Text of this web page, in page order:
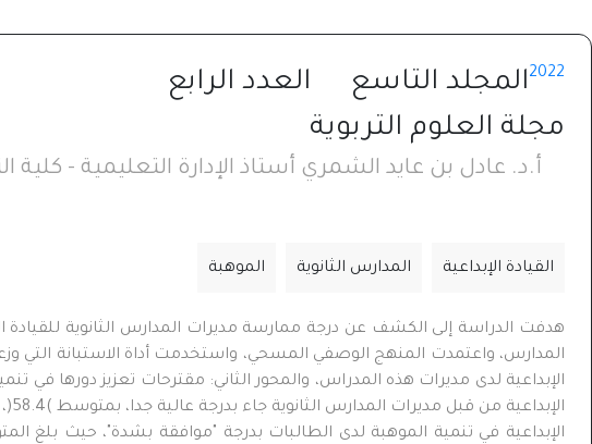
2022المجلد التاسع
العدد الرابع
مجلة العلوم التربوية
أ.د. عادل بن عايد الشمري أستاذ الإدارة التعليمية - كلية
القيادة الإبداعية المدارس الثانوية الموهبة
هدفت الدراسة إلى الكشف عن درجة ممارسة مديرات المدارس الثانوية
المدارس، واعتمدت المنهج الوصفي المسحي، واستخدمت أداة الاستبانة التي
الإبداعية لدى مديرات هذه المدراس، والمحور الثاني: مقترحات تعزيز دورها في
الإبداعية من قبل مديرات المدارس الثانوية جاء بدرجة عالية جدا، بمتوسط (
4
.
58
)
الإبداعية في تنمية الموهبة لدى الطالبات بدرجة "موافقة بشدة"، حيث بلغ